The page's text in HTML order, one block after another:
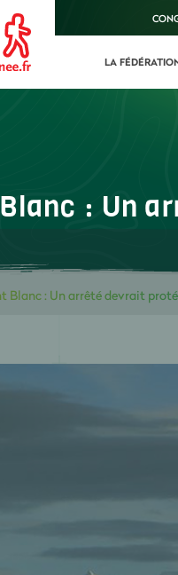
LA
: Un
Blanc : Un arrêté devrait